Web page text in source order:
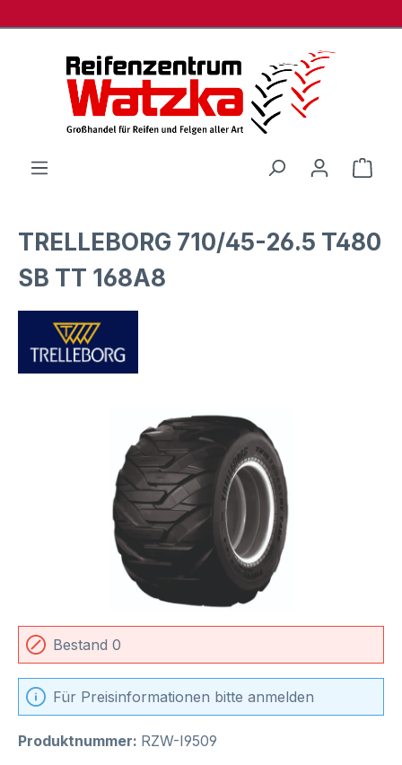
TRELLEBORG 710/45-26.5 T480
SB TT 168A8
Bildergalerie überspringen
Bestand 0
Für Preisinformationen bitte anmelden
Produktnummer: RZW-I9509